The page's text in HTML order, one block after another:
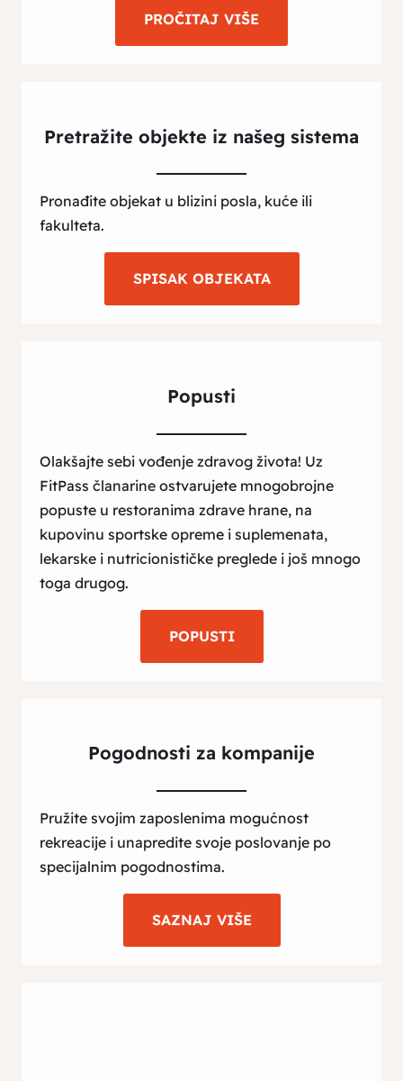
PROČITAJ VIŠE
Pretražite objekte iz našeg sistema
Pronađite objekat u blizini posla, kuće ili
fakulteta.
SPISAK OBJEKATA
Popusti
Olakšajte sebi vođenje zdravog života! Uz
FitPass članarine ostvarujete mnogobrojne
popuste u restoranima zdrave hrane, na
kupovinu sportske opreme i suplemenata,
lekarske i nutricionističke preglede i još mnogo
toga drugog.
POPUSTI
Pogodnosti za kompanije
Pružite svojim zaposlenima mogućnost
rekreacije i unapredite svoje poslovanje po
specijalnim pogodnostima.
SAZNAJ VIŠE